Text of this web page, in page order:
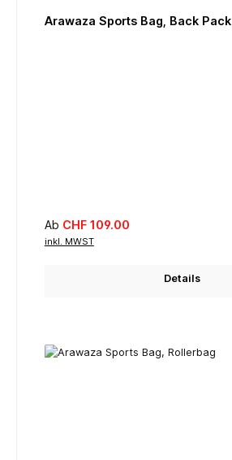
Arawaza Sports Bag, Back Pack
Regulärer Preis:
Ab CHF 109.00
inkl. MWST
Details